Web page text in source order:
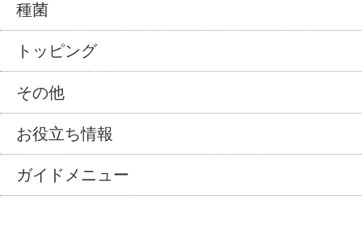
種菌
トッピング
その他
お役立ち情報
ガイドメニュー